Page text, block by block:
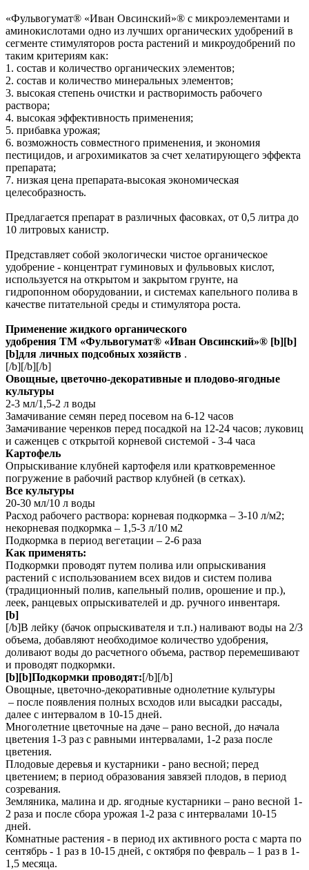
«Фульвогумат® «Иван Овсинский»® с микроэлементами и
аминокислотами одно из лучших органических удобрений в
сегменте стимуляторов роста растений и микроудобрений по
таким критериям как:
1. состав и количество органических элементов;
2. состав и количество минеральных элементов;
3. высокая степень очистки и растворимость рабочего
раствора;
4. высокая эффективность применения;
5. прибавка урожая;
6. возможность совместного применения, и экономия
пестицидов, и агрохимикатов за счет хелатирующего эффекта
препарата;
7. низкая цена препарата-высокая экономическая
целесобразность.
Предлагается препарат в различных фасовках, от 0,5 литра до
10 литровых канистр.
Представляет собой экологически чистое органическое
удобрение - концентрат гуминовых и фульвовых кислот,
используется на открытом и закрытом грунте, на
гидропонном оборудовании, и системах капельного полива в
качестве питательной среды и стимулятора роста.
Применение жидкого органического
удобрения ТМ «Фульвогумат® «Иван Овсинский»® [b][b]
[b]для личных подсобных хозяйств .
[/b][/b][/b]
Овощные, цветочно-декоративные и плодово-ягодные
культуры
2-3 мл/1,5-2 л воды
Замачивание семян перед посевом на 6-12 часов
Замачивание черенков перед посадкой на 12-24 часов; луковиц
и саженцев с открытой корневой системой - 3-4 часа
Картофель
Опрыскивание клубней картофеля или кратковременное
погружение в рабочий раствор клубней (в сетках).
Все культуры
20-30 мл/10 л воды
Расход рабочего раствора: корневая подкормка – 3-10 л/м2;
некорневая подкормка – 1,5-3 л/10 м2
Подкормка в период вегетации – 2-6 раза
Как применять:
Подкормки проводят путем полива или опрыскивания
растений с использованием всех видов и систем полива
(традиционный полив, капельный полив, орошение и пр.),
леек, ранцевых опрыскивателей и др. ручного инвентаря.
[b]
[/b]В лейку (бачок опрыскивателя и т.п.) наливают воды на 2/3
объема, добавляют необходимое количество удобрения,
доливают воды до расчетного объема, раствор перемешивают
и проводят подкормки.
[b][b]Подкормки проводят:[/b][/b]
Овощные, цветочно-декоративные однолетние культуры
– после появления полных всходов или высадки рассады,
далее с интервалом в 10-15 дней.
Многолетние цветочные на даче – рано весной, до начала
цветения 1-3 раз с равными интервалами, 1-2 раза после
цветения.
Плодовые деревья и кустарники - рано весной; перед
цветением; в период образования завязей плодов, в период
созревания.
Земляника, малина и др. ягодные кустарники – рано весной 1-
2 раза и после сбора урожая 1-2 раза с интервалами 10-15
дней.
Комнатные растения - в период их активного роста с марта по
сентябрь - 1 раз в 10-15 дней, с октября по февраль – 1 раз в 1-
1,5 месяца.